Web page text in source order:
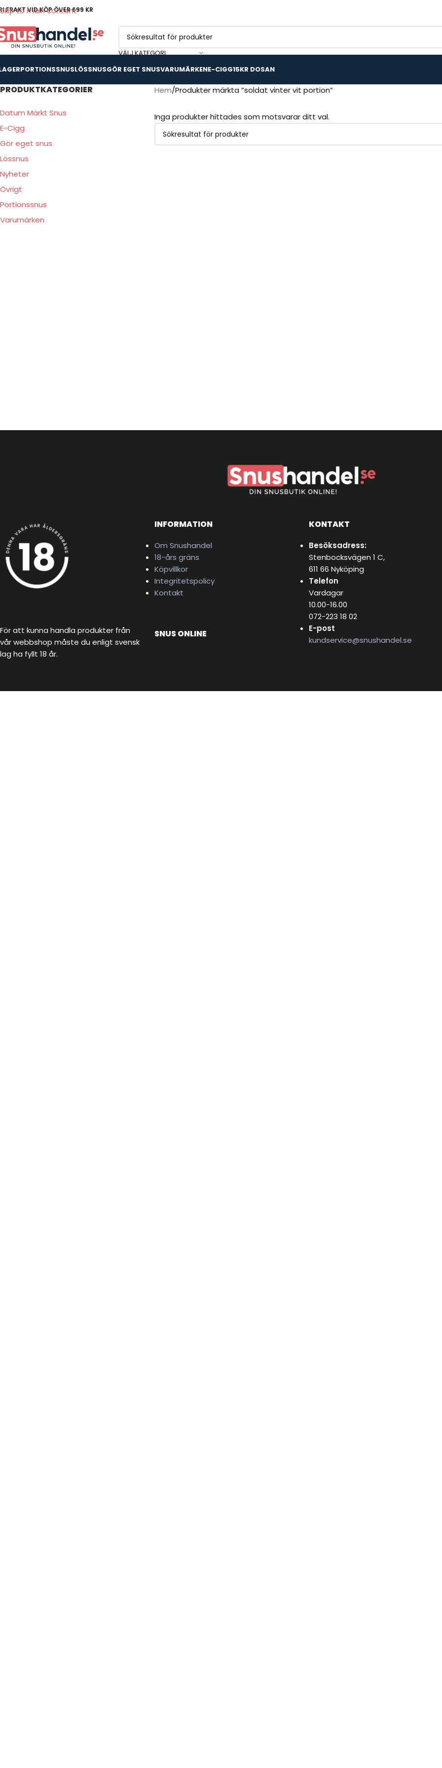
Skip to main content
FRAKT VID KÖP ÖVER 699 KR
VÄLJ KATEGORI
PORTIONSSNUSLÖSSNUSGÖR EGET SNUSVARUMÄRKENE-CIGG15KR DOSAN
PRODUKTKATEGORIER
Datum Märkt Snus
E-Cigg
Gör eget snus
Lössnus
Nyheter
Övrigt
Portionssnus
Varumärken
Hem Produkter märkta ”soldat vinter vit portion”
Inga produkter hittades som motsvarar ditt val.
För att kunna handla produkter från
vår webbshop måste du enligt svensk
lag ha fyllt 18 år.
INFORMATION
Om Snushandel
18-års gräns
Köpvillkor
Integritetspolicy
Kontakt
SNUS ONLINE
KONTAKT
Besöksadress:
Stenbocksvägen 1 C,
611 66 Nyköping
Telefon
Vardagar
10.00-16.00
072-223 18 02
E-post
kundservice@snushandel.se